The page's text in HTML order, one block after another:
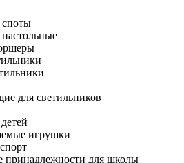
для светильников
игрушки
принадлежности для школы